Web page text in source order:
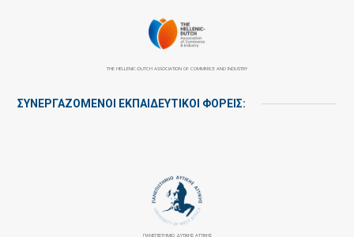
THE HELLENIC-DUTCH ASSOCIATION OF COMMERCE AND INDUSTRY
ΣΥΝΕΡΓΑΖΌΜΕΝΟΙ ΕΚΠΑΙΔΕΥΤΙΚΟΊ ΦΟΡΕΊΣ:
ΠΑΝΕΠΙΣΤΉΜΙΟ ΔΥΤΙΚΉΣ ΑΤΤΙΚΉΣ